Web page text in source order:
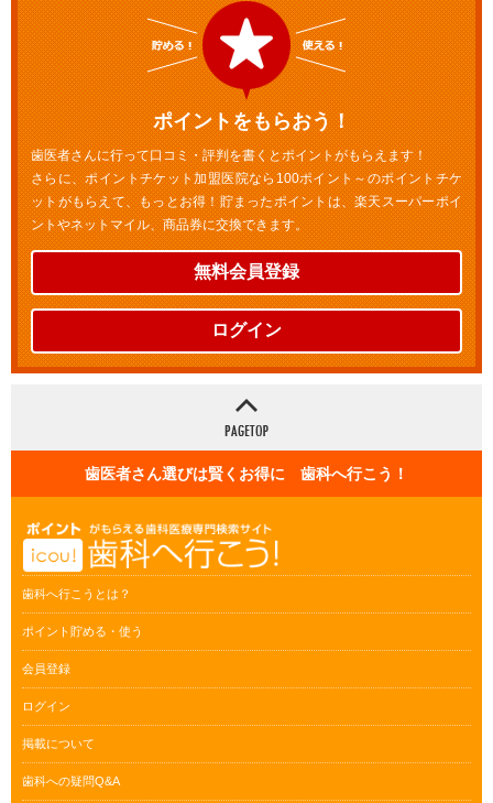
ポイントをもらおう！
歯医者さんに行って口コミ・評判を書くとポイントがもらえます！
さらに、ポイントチケット加盟医院なら100ポイント～のポイントチケ
ットがもらえて、もっとお得！貯まったポイントは、楽天スーパーポイ
ントやネットマイル、商品券に交換できます。
無料会員登録
ログイン
歯医者さん選びは賢くお得に 歯科へ行こう！
歯科へ行こうとは？
ポイント貯める・使う
会員登録
ログイン
掲載について
歯科への疑問Q&A